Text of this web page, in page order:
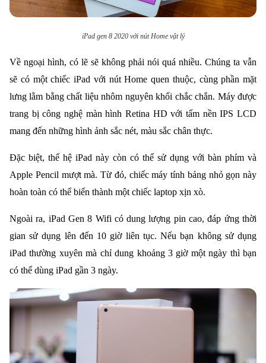
iPad gen 8 2020 với nút Home vật lý
Về ngoại hình, có lẽ sẽ không phải nói quá nhiều. Chúng ta vẫn
sẽ có một chiếc iPad với nút Home quen thuộc, cùng phần mặt
lưng lằm bằng chất liệu nhôm nguyên khối chắc chắn. Máy được
trang bị công nghệ màn hình Retina HD với tấm nền IPS LCD
mang đến những hình ảnh sắc nét, màu sắc chân thực.
Đặc biệt, thế hệ iPad này còn có thể sử dụng với bàn phím và
Apple Pencil mượt mà. Từ đó, chiếc máy tính bảng nhỏ gọn này
hoàn toàn có thể biến thành một chiếc laptop xịn xò.
Ngoài ra, iPad Gen 8 Wifi có dung lượng pin cao, đáp ứng thời
gian sử dụng lên đến 10 giờ liên tục. Nếu bạn không sử dụng
iPad thường xuyên mà chỉ dung khoảng 3 giờ một ngày thì bạn
có thể dùng iPad gần 3 ngày.